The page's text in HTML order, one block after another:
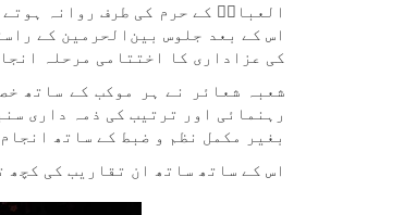
العباسؑ کے حرم کی طرف روانہ ہوتے
اس کے بعد جلوس بین‌الحرمین کے
کی عزاداری کا اختتامی مرحلہ
شعبہ شعائر نے ہر موکب کے ساتھ
رہنمائی اور ترتیب کی ذمہ داری
بغیر مکمل نظم و ضبط کے ساتھ
اس کے ساتھ ساتھ ان تقاریب کی